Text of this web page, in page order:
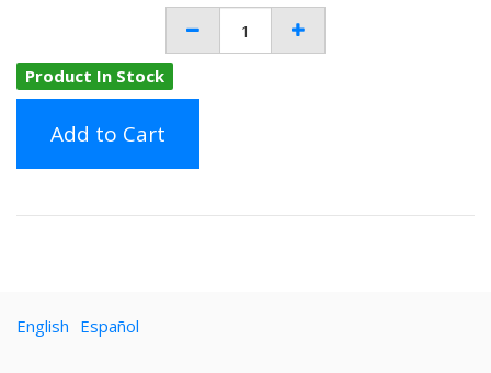
Product In Stock
Add to Cart
English Español